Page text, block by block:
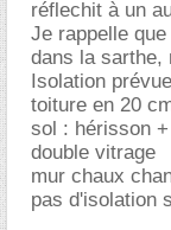
réflechit à un
Je rappelle
dans la sarthe,
Isolation
toiture en 20
sol : hérisson
double vitrage
mur chaux
pas d'isolation